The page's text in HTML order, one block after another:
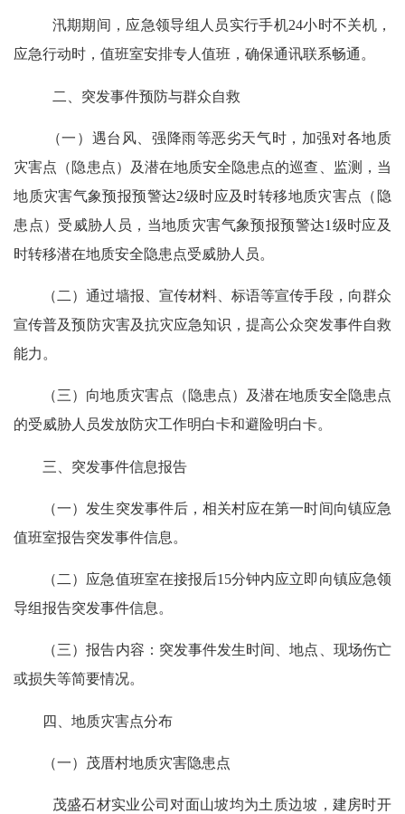
汛期期间，应急领导组人员实行手机24小时不关机，
应急行动时，值班室安排专人值班，确保通讯联系畅通。
二、突发事件预防与群众自救
（一）遇台风、强降雨等恶劣天气时，加强对各地质
灾害点（隐患点）及潜在地质安全隐患点的巡查、监测，当
地质灾害气象预报预警达2级时应及时转移地质灾害点（隐
患点）受威胁人员，当地质灾害气象预报预警达1 级时应及
时转移潜在地质安全隐患点受威胁人员。
（二）通过墙报、宣传材料、标语等宣传手段，向群众
宣传普及预防灾害及抗灾应急知识，提高公众突发事件自救
能力。
（三）向地质灾害点（隐患点）及潜在地质安全隐患点
的受威胁人员发放防灾工作明白卡和避险明白卡。
三、突发事件信息报告
（一）发生突发事件后，相关村应在第一时间向镇应急
值班室报告突发事件信息。
（二）应急值班室在接报后15分钟内应立即向镇应急领
导组报告突发事件信息。
（三）报告内容：突发事件发生时间、地点、现场伤亡
或损失等简要情况。
四、地质灾害点分布
（一）茂厝村地质灾害隐患点
茂盛石材实业公司对面山坡均为土质边坡，建房时开